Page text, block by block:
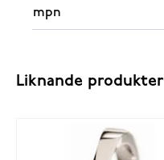
mpn
Liknande produkter